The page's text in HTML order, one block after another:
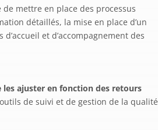
mettre en place des processus
détaillés, la mise en place d’un
et d’accompagnement des
ajuster en fonction des retours
de suivi et de gestion de la